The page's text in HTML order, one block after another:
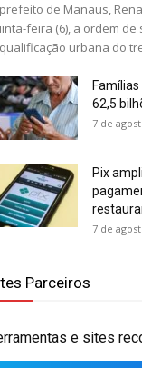
de Manaus,
feira (6), a ordem de
urbana do
62,5
7 de
Pix
7 de
Parceiros
e sites